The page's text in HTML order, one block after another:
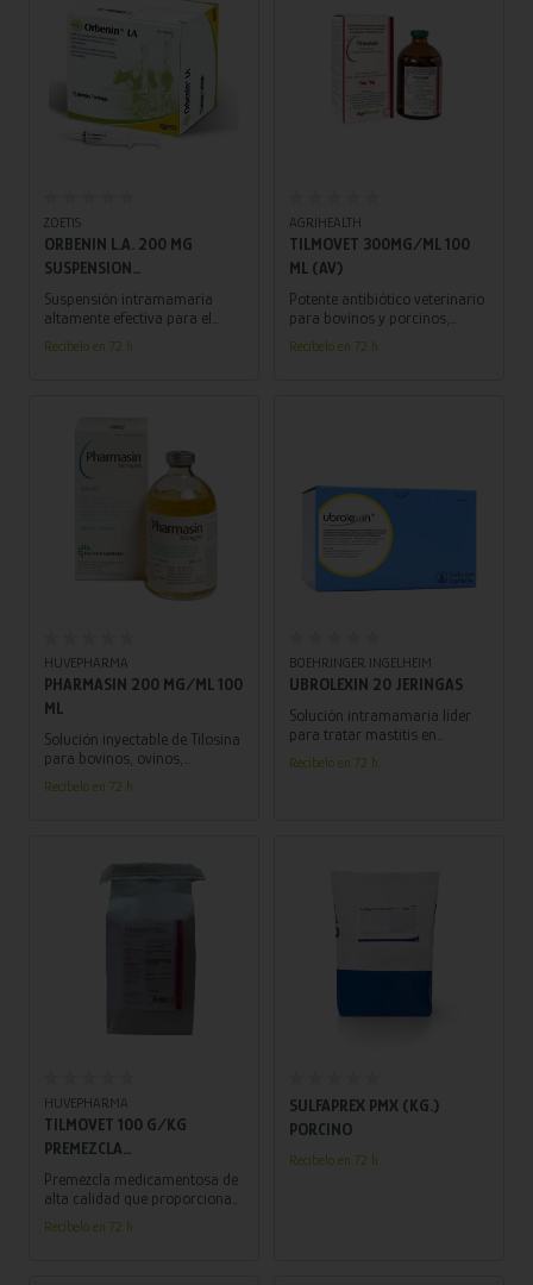
ZOETIS
ORBENIN L.A. 200 MG
SUSPENSION
INTRAMAMARIA PARA
BOVINO EN LACTACION Y
OVINO 12 JERINGAS
Suspensión intramamaria
altamente efectiva para el
tratamiento de la mastitis en
bovinos y ovinos.
Recíbelo en 72 h.
AGRIHEALTH
TILMOVET 300MG/ML 100
ML (AV)
Potente antibiótico veterinario
para bovinos y porcinos,
proporcionando una solución
efectiva contra infecciones
Recíbelo en 72 h.
HUVEPHARMA
PHARMASIN 200 MG/ML 100
ML
Solución inyectable de Tilosina
para bovinos, ovinos,
caprinos y porcinos. ¡Potente y
confiable contra diversas
Recíbelo en 72 h.
BOEHRINGER INGELHEIM
UBROLEXIN 20 JERINGAS
Solución intramamaria líder
para tratar mastitis en
bovinos lecheros. Fórmula
eficaz y segura con cefalexina
Recíbelo en 72 h.
HUVEPHARMA
TILMOVET 100 G/KG
PREMEZCLA
MEDICAMENTOSA PARA
PORCINO Y CONEJOS (SACO
20 KG)
Premezcla medicamentosa de
alta calidad que proporciona
una solución efectiva para
prevenir y tratar
Recíbelo en 72 h.
SULFAPREX PMX (KG.)
PORCINO
Recíbelo en 72 h.